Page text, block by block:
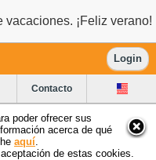
vacaciones. ¡Feliz verano!
Login
Contacto
poder ofrecer sus
acerca de qué
aquí
de estas cookies.